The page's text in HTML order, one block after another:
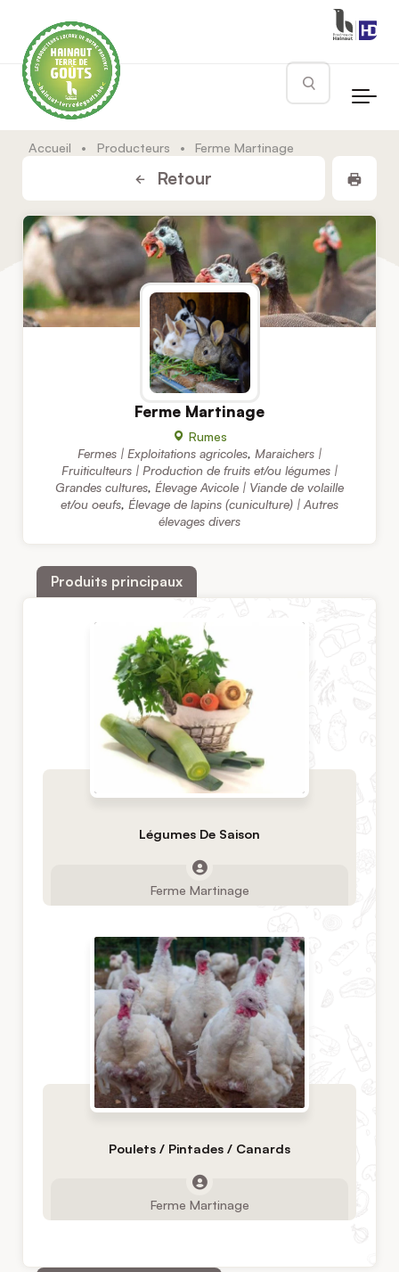
Rechercher
Accueil • Producteurs • Ferme Martinage
Retour
Ferme Martinage
Rumes
Fermes | Exploitations agricoles, Maraichers |
Fruiticulteurs | Production de fruits et/ou légumes |
Grandes cultures, Élevage Avicole | Viande de volaille
et/ou oeufs, Élevage de lapins (cuniculture) | Autres
élevages divers
Produits principaux
Légumes De Saison
Ferme Martinage
Poulets / Pintades / Canards
Ferme Martinage